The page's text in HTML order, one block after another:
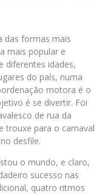
das formas mais
mais popular e
diferentes idades,
do país, numa
motora é o
é se divertir. Foi
de rua da
trouxe para o carnaval
desfile.
o mundo, e claro,
sucesso nas
quatro ritmos